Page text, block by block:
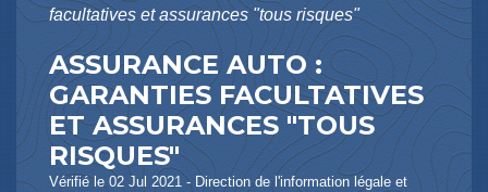
facultatives et assurances "tous risques"
ASSURANCE AUTO :
GARANTIES FACULTATIVES
ET ASSURANCES "TOUS
RISQUES"
Vérifié le 02 Jul 2021 - Direction de l'information légale et